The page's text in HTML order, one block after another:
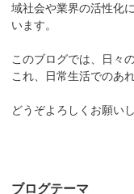
域社会や業界の活性化
います。
このブログでは、日々
これ、日常生活でのあ
どうぞよろしくお願い
ブログテーマ